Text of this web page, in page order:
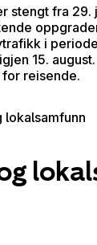
stengt fra 29.
i
15.
reisende.
lokalsamfunn